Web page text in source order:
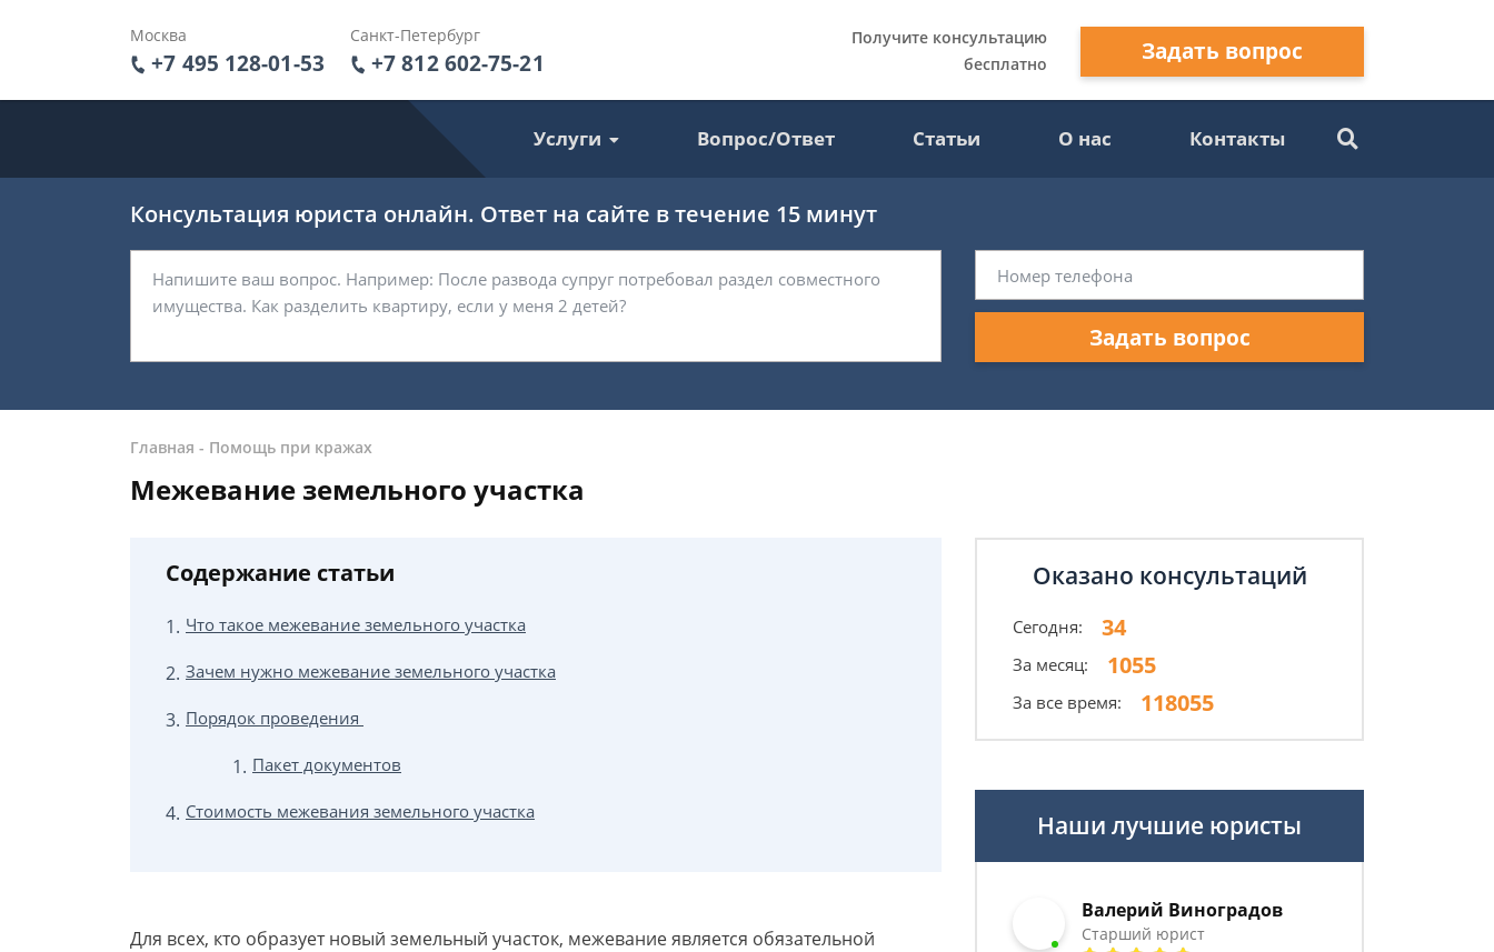
Москва
+7 495 128-01-53
Санкт-Петербург
+7 812 602-75-21
Получите консультацию
бесплатно
Задать вопрос
Услуги Вопрос/Ответ Статьи О нас Контакты
Консультация юриста онлайн. Ответ на сайте в течение 15 минут
Задать вопрос
Главная - Помощь при кражах
Межевание земельного участка
Содержание статьи
Что такое межевание земельного участка
Зачем нужно межевание земельного участка
Порядок проведения
Пакет документов
Стоимость межевания земельного участка
Для всех, кто образует новый земельный участок, межевание является обязательной
Оказано консультаций
Сегодня: 34
За месяц: 1055
За все время: 118055
Наши лучшие юристы
Валерий Виноградов
Старший юрист